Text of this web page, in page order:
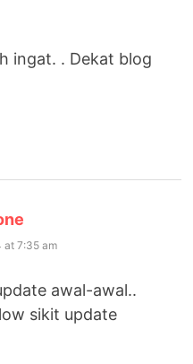
ingat. . Dekat blog
at 7:35 am
awal-awal..
sikit update